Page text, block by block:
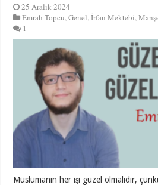
25 Aralık 2024
Emrah Topcu,Genel,İrfan Mektebi,
1
Müslümanın her işi güzel olmalıdır,